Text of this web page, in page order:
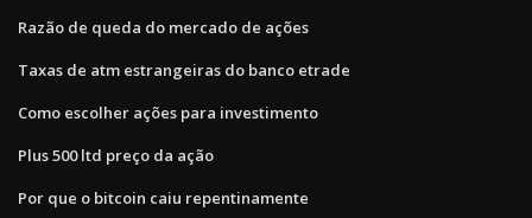
Razão de queda do mercado de ações
Taxas de atm estrangeiras do banco etrade
Como escolher ações para investimento
Plus 500 ltd preço da ação
Por que o bitcoin caiu repentinamente